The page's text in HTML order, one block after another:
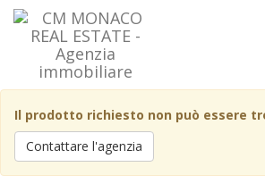
Il prodotto richiesto non può essere
Contattare l'agenzia